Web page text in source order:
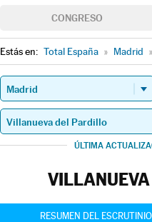
CONGRESO
Estás en: Total España » Madrid »
ÚLTIMA
RESUMEN DEL